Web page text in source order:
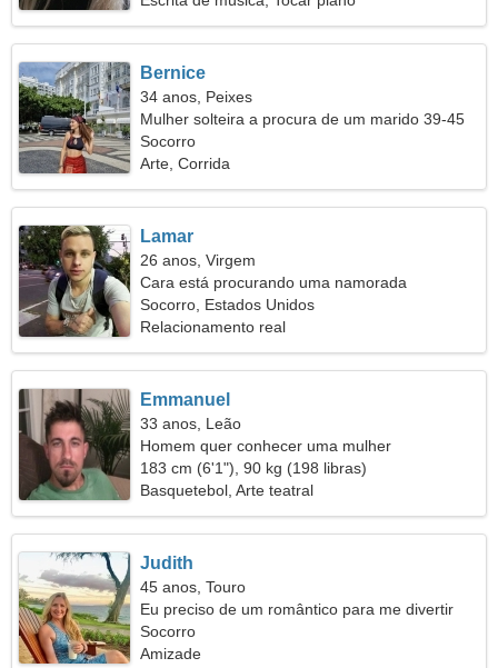
Bernice
34 anos, Peixes
Mulher solteira a procura de um marido 39-45
Socorro
Arte, Corrida
Lamar
26 anos, Virgem
Cara está procurando uma namorada
Socorro, Estados Unidos
Relacionamento real
Emmanuel
33 anos, Leão
Homem quer conhecer uma mulher
183 cm (6'1"), 90 kg (198 libras)
Basquetebol, Arte teatral
Judith
45 anos, Touro
Eu preciso de um romântico para me divertir
Socorro
Amizade